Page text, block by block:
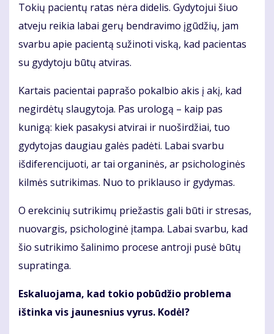
Tokių pacientų ratas nėra didelis. Gydytojui šiuo
atveju reikia labai gerų bendravimo įgūdžių, jam
svarbu apie pacientą sužinoti viską, kad pacientas
su gydytoju būtų atviras.
Kartais pacientai paprašo pokalbio akis į akį, kad
negirdėtų slaugytoja. Pas urologą – kaip pas
kunigą: kiek pasakysi atvirai ir nuoširdžiai, tuo
gydytojas daugiau galės padėti. Labai svarbu
išdiferencijuoti, ar tai organinės, ar psichologinės
kilmės sutrikimas. Nuo to priklauso ir gydymas.
O erekcinių sutrikimų priežastis gali būti ir stresas,
nuovargis, psichologinė įtampa. Labai svarbu, kad
šio sutrikimo šalinimo procese antroji pusė būtų
supratinga.
Eskaluojama, kad tokio pobūdžio problema
ištinka vis jaunesnius vyrus. Kodėl?